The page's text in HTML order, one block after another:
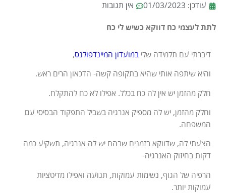
עודכן: 01/03/2023
אין תגובות
לתת לעצמי כח דווקא כשיש לי כח
דיברתי עם תלמידה שלי במועדון המיינדפולנס,
והיא שיתפה אותי שהיא בתקופה קשה- הדכאון הרים ראש.
חלק מהזמן יש אין לה כח בכלל. אפילו לא כח להתקלח.
וחלק מהזמן, יש לה מספיק אנרגיה בשביל התפקוד הבסיסי עם
המשפחה.
הצעתי לה, שדווקא בזמנים שבהם יש לה אנרגיה, תשקיע כמה
דקות בחיזוק האנרגיה-
הרפיה של הגוף, נשימות עמוקות, תנועה ואפילו מדיטציות
עמוקות יותר.